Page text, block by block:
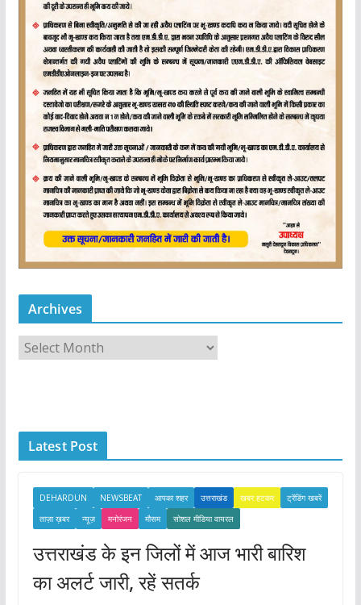
Archives
Latest Post
DEHARDUN NEWSBEAT आपका शहर उत्तराखंड खबर हटकर
ट्रेंडिंग खबरें
ताज़ा ख़बर
न्यूज़ मनोरंजन मौसम सोशल मीडिया वायरल
उत्तराखंड के इन जिलों में आज भारी बारिश
का अलर्ट जारी, रहें सतर्क